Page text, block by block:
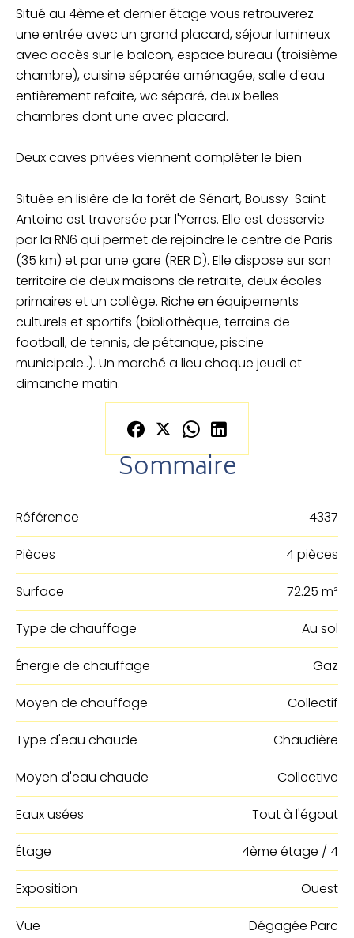
Situé au 4ème et dernier étage vous retrouverez
une entrée avec un grand placard, séjour lumineux
avec accès sur le balcon, espace bureau (troisième
chambre), cuisine séparée aménagée, salle d'eau
entièrement refaite, wc séparé, deux belles
chambres dont une avec placard.
Deux caves privées viennent compléter le bien
Située en lisière de la forêt de Sénart, Boussy-Saint-
Antoine est traversée par l'Yerres. Elle est desservie
par la RN6 qui permet de rejoindre le centre de Paris
(35 km) et par une gare (RER D). Elle dispose sur son
territoire de deux maisons de retraite, deux écoles
primaires et un collège. Riche en équipements
culturels et sportifs (bibliothèque, terrains de
football, de tennis, de pétanque, piscine
municipale..). Un marché a lieu chaque jeudi et
dimanche matin.
Sommaire
Référence 4337
Pièces 4 pièces
Surface 72.25 m²
Type de chauffage Au sol
Énergie de chauffage Gaz
Moyen de chauffage Collectif
Type d'eau chaude Chaudière
Moyen d'eau chaude Collective
Eaux usées Tout à l'égout
Étage 4ème étage / 4
Exposition Ouest
Vue Dégagée Parc